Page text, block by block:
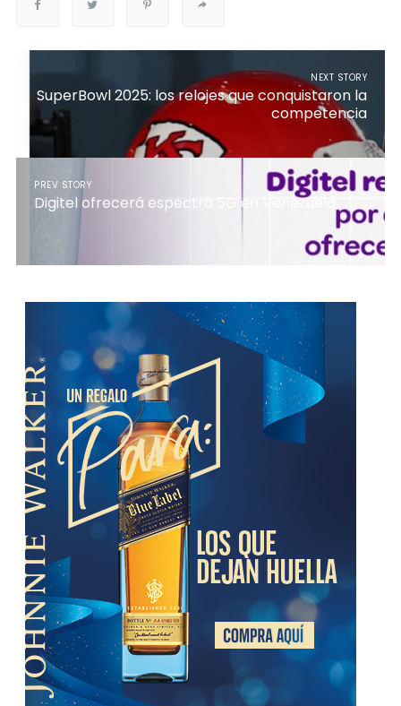
NEXT STORY
SuperBowl 2025: los relojes que conquistaron la
competencia
PREV STORY
Digitel ofrecerá espectro 5G en Venezuela